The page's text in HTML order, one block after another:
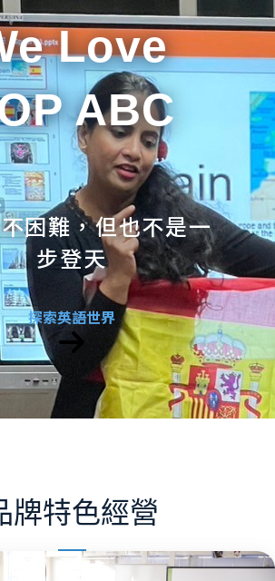
Love
ABC
困難，但也不是一
步登天
探索英語世界
牌特色經營